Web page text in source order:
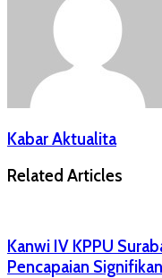
Kabar Aktualita
Related Articles
Kanwi IV KPPU
Pencapaian Signifikan